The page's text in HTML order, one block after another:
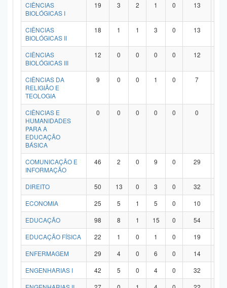
CIÊNCIAS
BIOLÓGICAS I
19 3 2 1 0 13
CIÊNCIAS
BIOLÓGICAS II
18 1 1 3 0 13
CIÊNCIAS
BIOLÓGICAS III
12 0 0 0 0 12
CIÊNCIAS DA
RELIGIÃO E
TEOLOGIA
9 0 0 1 0 7
CIÊNCIAS E
HUMANIDADES
PARA A
EDUCAÇÃO
BÁSICA
0 0 0 0 0 0
COMUNICAÇÃO E
INFORMAÇÃO
46 2 0 9 0 29
DIREITO 50 13 0 3 0 32
ECONOMIA
25 5 1 5 0 10
EDUCAÇÃO
98 8 1 15 0 54
EDUCAÇÃO FÍSICA
22 1 0 1 0 19
ENFERMAGEM
29 4 0 6 0 14
ENGENHARIAS I
42 5 0 4 0 32